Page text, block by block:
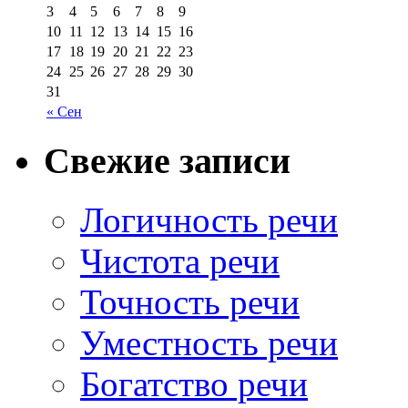
« Сен
3
4 5 6 7 8
9
10 11 12 13 14 15 16
17 18 19 20 21 22 23
24 25 26 27 28 29 30
31
Свежие записи
Логичность речи
Чистота речи
Точность речи
Уместность речи
Богатство речи